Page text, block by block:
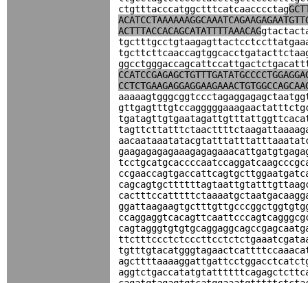
ctgtttacccatggctttcatcaacccctag
ACTTTACCACAGCATATTTTAAACAG